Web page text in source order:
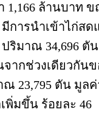
1,166 ล้านบาท
มีการนำเข้าไก่ส
ริมาณ 34,696 ตัน
ากช่วงเดียวกันข
23,795 ตัน มูลค่
พิ่มขึ้น ร้อยละ 46